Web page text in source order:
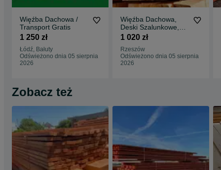
Więźba Dachowa /
Transport Gratis
1 250 zł
Łódź, Bałuty
Odświeżono dnia 05 sierpnia
2026
Więźba Dachowa,
Deski Szalunkowe,
Transport FREE/ HDS
1 020 zł
Rzeszów
Odświeżono dnia 05 sierpnia
2026
Zobacz też